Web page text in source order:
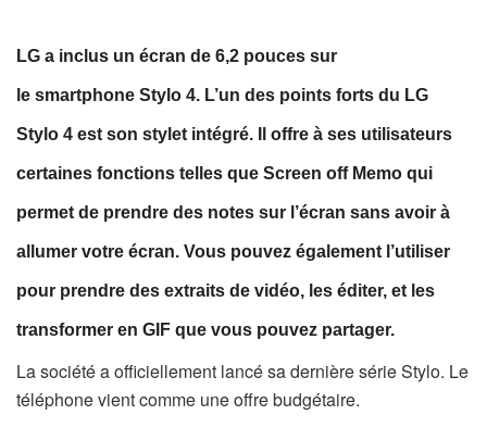
LG a inclus un écran de 6,2 pouces sur
le smartphone Stylo 4. L’un des points forts du LG
Stylo 4 est son stylet intégré. Il offre à ses utilisateurs
certaines fonctions telles que Screen off Memo qui
permet de prendre des notes sur l’écran sans avoir à
allumer votre écran. Vous pouvez également l’utiliser
pour prendre des extraits de vidéo, les éditer, et les
transformer en GIF que vous pouvez partager.
La société a officiellement lancé sa dernière série Stylo. Le
téléphone vient comme une offre budgétaire.